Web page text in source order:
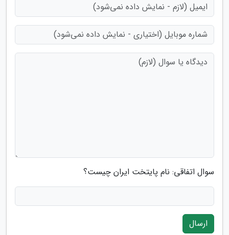
سوال اتفاقی: نام پایتخت ایران چیست؟
ارسال